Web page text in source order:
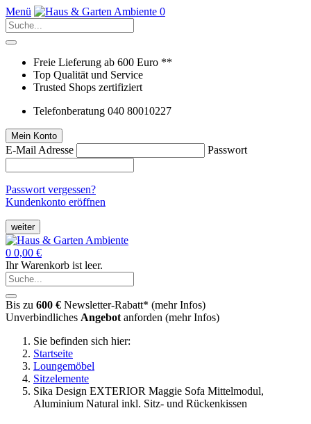
Menü 0
Freie Lieferung ab 600 Euro **
Top Qualität und Service
Trusted Shops zertifiziert
Telefonberatung 040 80010227
Mein Konto
E-Mail Adresse Passwort
Passwort vergessen?
Kundenkonto eröffnen
weiter
0 0,00 €
Ihr Warenkorb ist leer.
Bis zu 600 € Newsletter-Rabatt* (mehr Infos)
Unverbindliches Angebot anforden (mehr Infos)
Sie befinden sich hier:
Startseite
Loungemöbel
Sitzelemente
Sika Design EXTERIOR Maggie Sofa Mittelmodul,
Aluminium Natural inkl. Sitz- und Rückenkissen